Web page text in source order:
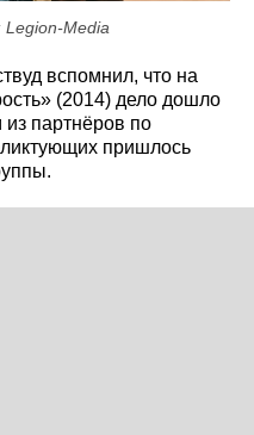
Media
вспомнил, что на
(2014) дело дошло
из партнёров по
пришлось